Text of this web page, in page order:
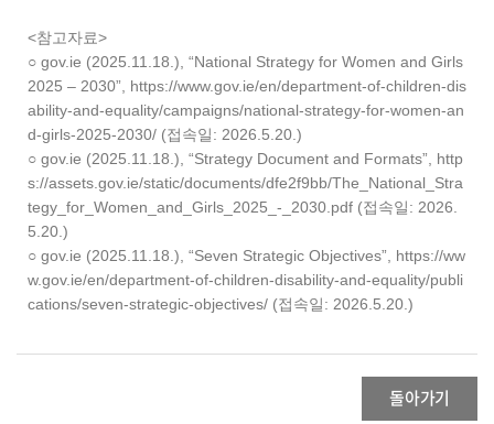
<참고자료>
○ gov.ie (2025.11.18.), “National Strategy for Women and Girls
2025 – 2030”, https://www.gov.ie/en/department-of-children-dis
ability-and-equality/campaigns/national-strategy-for-women-an
d-girls-2025-2030/ (접속일: 2026.5.20.)
○ gov.ie (2025.11.18.), “Strategy Document and Formats”, http
s://assets.gov.ie/static/documents/dfe2f9bb/The_National_Stra
tegy_for_Women_and_Girls_2025_-_2030.pdf (접속일: 2026.
5.20.)
○ gov.ie (2025.11.18.), “Seven Strategic Objectives”, https://ww
w.gov.ie/en/department-of-children-disability-and-equality/publi
cations/seven-strategic-objectives/ (접속일: 2026.5.20.)
돌아가기